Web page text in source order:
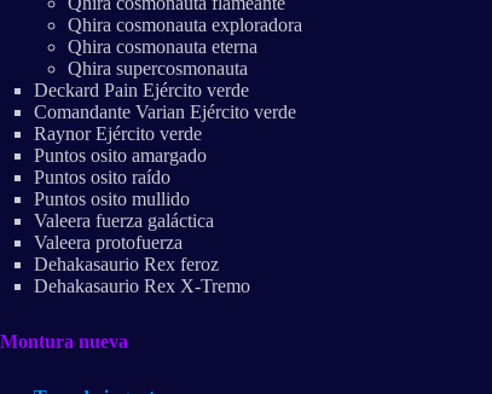
Qhira cosmonauta exploradora
Qhira cosmonauta eterna
Qhira supercosmonauta
Deckard Pain Ejército verde
Comandante Varian Ejército verde
Raynor Ejército verde
Puntos osito amargado
Puntos osito raído
Puntos osito mullido
Valeera fuerza galáctica
Valeera protofuerza
Dehakasaurio Rex feroz
Dehakasaurio Rex X-Tremo
Montura nueva